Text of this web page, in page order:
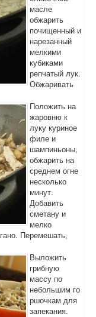
масле
обжарить
почищенный и
нарезанный
мелкими
кубиками
репчатый лук.
Обжаривать
Положить на
жаровню к
луку куриное
филе и
шампиньоны,
обжарить на
среднем огне
несколько
минут.
Добавить
сметану и
мелко
Перемешать,
Выложить
грибную
массу по
небольшим го
ршочкам для
запекания.